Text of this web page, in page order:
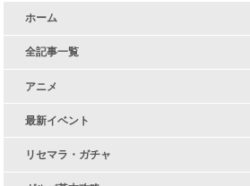
ホーム
全記事一覧
アニメ
最新イベント
リセマラ・ガチャ